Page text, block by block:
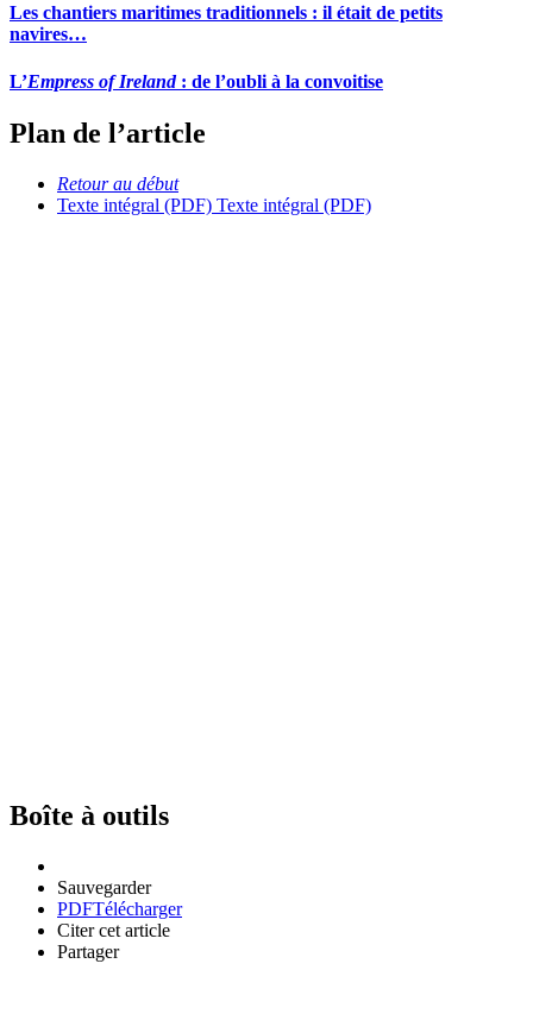
Les chantiers maritimes traditionnels : il était de petits
navires…
L’Empress of Ireland: de l’oubli à la convoitise
Plan de l’article
Retour au début
Texte intégral (PDF) Texte intégral (PDF)
Boîte à outils
Sauvegarder
PDFTélécharger
Citer cet article
Partager